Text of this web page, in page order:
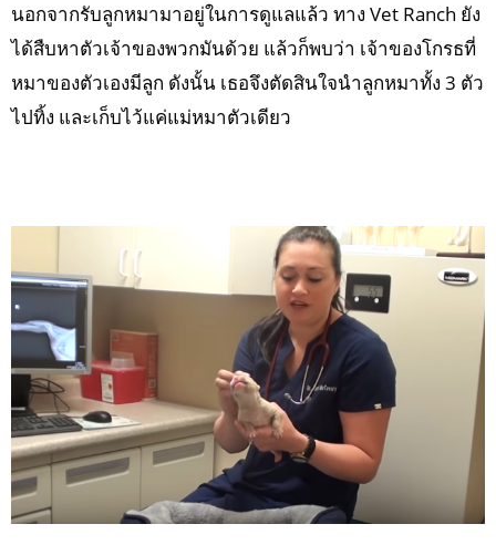
นอกจากรับลูกหมามาอยู่ในการดูแลแล้ว ทาง Vet Ranch ยัง
ได้สืบหาตัวเจ้าของพวกมันด้วย แล้วก็พบว่า เจ้าของโกรธที่
หมาของตัวเองมีลูก ดังนั้น เธอจึงตัดสินใจนำลูกหมาทั้ง 3 ตัว
ไปทิ้ง และเก็บไว้แค่แม่หมาตัวเดียว